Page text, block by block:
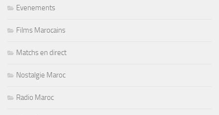
Evenements
Films Marocains
Matchs en direct
Nostalgie Maroc
Radio Maroc